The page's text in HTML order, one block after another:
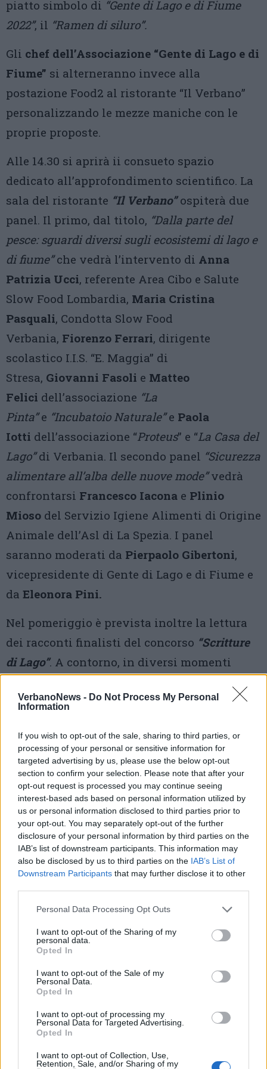
VerbanoNews - Do Not Process My Personal
Information
If you wish to opt-out of the sale, sharing to third parties, or
processing of your personal or sensitive information for
targeted advertising by us, please use the below opt-out
section to confirm your selection. Please note that after your
opt-out request is processed you may continue seeing
interest-based ads based on personal information utilized by
us or personal information disclosed to third parties prior to
your opt-out. You may separately opt-out of the further
disclosure of your personal information by third parties on the
IAB’s list of downstream participants. This information may
also be disclosed by us to third parties on the IAB’s List of
Downstream Participants that may further disclose it to other
Personal Data Processing Opt Outs
I want to opt-out of the Sharing of my
personal data.
Opted In
I want to opt-out of the Sale of my
Personal Data.
Opted In
I want to opt-out of processing my
Personal Data for Targeted Advertising.
Opted In
I want to opt-out of Collection, Use,
Retention, Sale, and/or Sharing of my
piatto simbolo di “Gente di Lago e di Fiume
2022”, il “Ramen di siluro”.
Gli chef dell’Associazione “Gente di Lago e di
Fiume” si alterneranno invece alla
postazione Food2 al ristorante “Il Verbano”
personalizzando le mezze maniche con le
proprie proposte.
Alle 14.30 si aprirà ii consueto spazio
dedicato all’approfondimento scientifico. La
sala del ristorante “Il Verbano”ospiterà due
panel. Il primo, dal titolo, “Dalla parte del
pesce: sguardi diversi sugli ecosistemi di lago e
di fiume”che vedrà l’intervento di Anna
Patrizia Ucci, referente Area Cibo e Salute
Slow Food Lombardia, Maria Cristina
Pasquali, Condotta Slow Food
Verbania, Fiorenzo Ferrari, dirigente
scolastico I.I.S. “E. Maggia” di
Stresa, Giovanni Fasoli e Matteo
Felici dell’associazione “La
Pinta”e “Incubatoio Naturale”e Paola
Iotti dell’associazione “Proteus” e “La Casa del
Lago”di Verbania. Il secondo panel “Sicurezza
alimentare all’alba delle nuove mode”vedrà
confrontarsi Francesco Iacona e Plinio
Mioso del Servizio Igiene Alimenti di Origine
Animale dell’Asl di La Spezia. I panel
saranno moderati da Pierpaolo Gibertoni,
vicepresidente di Gente di Lago e di Fiume e
da Eleonora Pini.
Nel pomeriggio è prevista inoltre la lettura
dei racconti finalisti del concorso “Scritture
di Lago”. A contorno, in diversi momenti
diWater Ball, esibizioni musicali, una
artigianali e sarà possibile visitare, per tutto
il giorno, ilMuseo della Pescae laCasa
Museo “Andrea Ruffoni” .
Il costo del biglietto è di 50 euro dal 1°
al 13 ottobre e di 60 dal 14 al 16 ottobre.
Per i ragazzi dai 7 ai 12 anni il costo è
di 15 euro, la partecipazione è gratuita
per i bambini fino ai 6 anni. Quest’anno
vi è inoltre la possibilità di comprare
carnet da 10 biglietti (400 euro fino al
30 settembre e 450 euro dal 1° al 13
ottobre).
La realizzazione della kermesse
di Lago e di Fiumeè possibile grazie al
prezioso contributo di tanti sostenitori
e partner tra cui:La